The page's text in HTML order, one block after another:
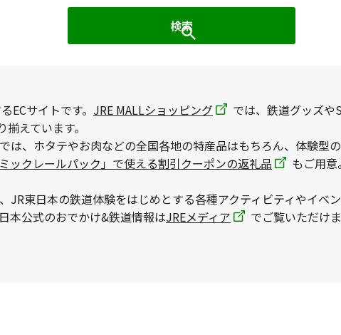
ECサイトです。 JRE MALLショッピング
では、鉄道グッズ
えています。
では、ホタテやお肉などの全国各地の特産品はもちろん、体験型
ックレールパック」で使える割引クーポンの返礼品
もご用
JR東日本の鉄道体験をはじめとする各種アクティビティやイベ
本公式のおでかけ&鉄道情報はJREメディア でご覧いただけ